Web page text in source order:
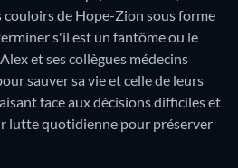
couloirs de Hope-Zion sous forme
s'il est un fantôme ou le
et ses collègues médecins
sauver sa vie et celle de leurs
face aux décisions difficiles et
lutte quotidienne pour préserver